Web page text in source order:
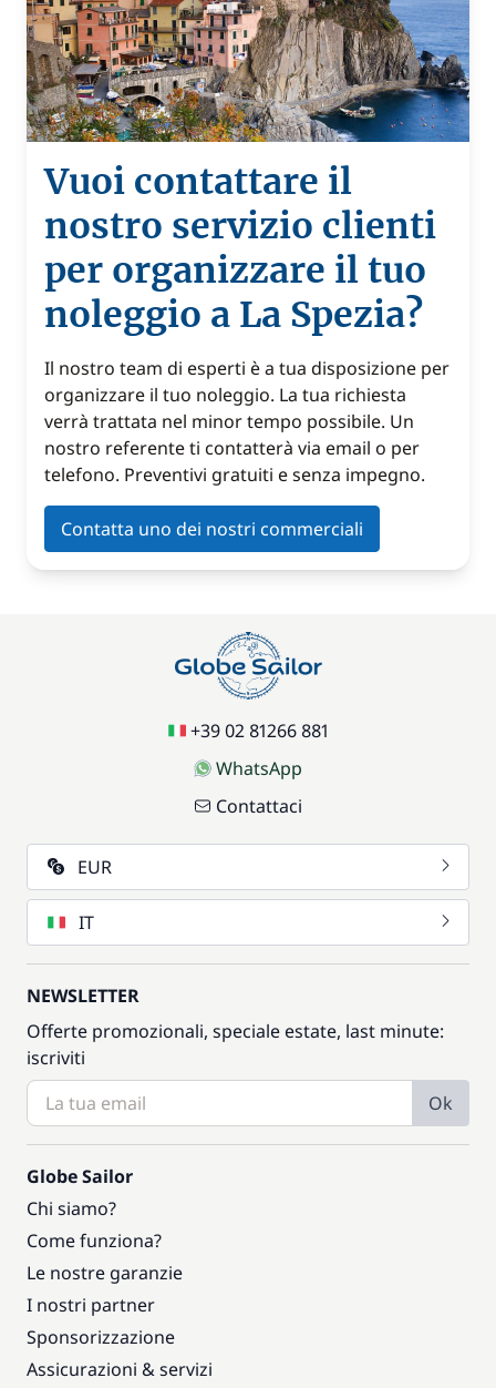
Vuoi contattare il
nostro servizio clienti
per organizzare il tuo
noleggio a La Spezia?
Il nostro team di esperti è a tua disposizione per
organizzare il tuo noleggio. La tua richiesta
verrà trattata nel minor tempo possibile. Un
nostro referente ti contatterà via email o per
telefono. Preventivi gratuiti e senza impegno.
Contatta uno dei nostri commerciali
+39 02 81266 881
WhatsApp
Contattaci
EUR
IT
NEWSLETTER
Offerte promozionali, speciale estate, last minute:
iscriviti
Ok
Globe Sailor
Chi siamo?
Come funziona?
Le nostre garanzie
I nostri partner
Sponsorizzazione
Assicurazioni & servizi